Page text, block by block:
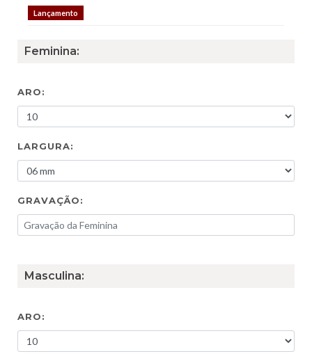
Lançamento
Feminina:
ARO:
LARGURA:
GRAVAÇÃO:
Masculina:
ARO: